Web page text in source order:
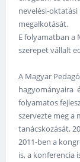
nevelési-
megalkotását.
E folyamatban a
szerepet vállalt
A Magyar
hagyományaira
folyamatos
szervezte meg a
tanácskozását,
2011-ben a
is, a konferencia